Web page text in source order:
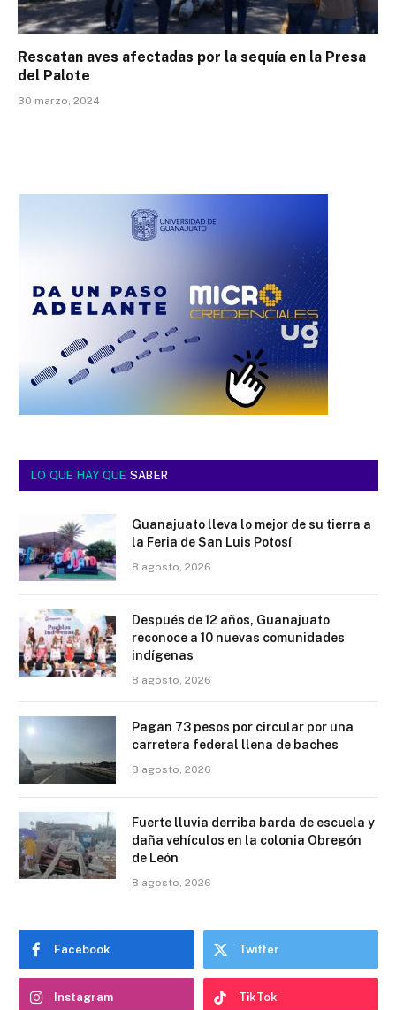
Rescatan aves afectadas por la sequía en la Presa
del Palote
30 marzo, 2024
LO QUE HAY QUE SABER
Guanajuato lleva lo mejor de su tierra a
la Feria de San Luis Potosí
8 agosto, 2026
Después de 12 años, Guanajuato
reconoce a 10 nuevas comunidades
indígenas
8 agosto, 2026
Pagan 73 pesos por circular por una
carretera federal llena de baches
8 agosto, 2026
Fuerte lluvia derriba barda de escuela y
daña vehículos en la colonia Obregón
de León
8 agosto, 2026
Facebook Twitter
Instagram TikTok